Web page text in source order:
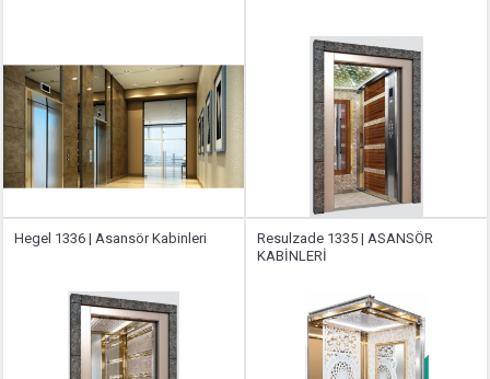
Hegel 1336 | Asansör Kabinleri
Resulzade 1335 | ASANSÖR
KABİNLERİ